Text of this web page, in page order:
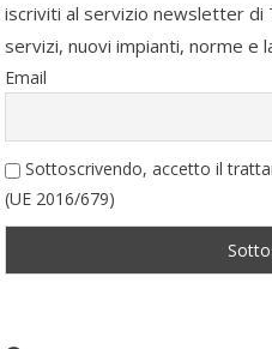
iscriviti al servizio newsletter
servizi, nuovi impianti, norme e
Email
Sottoscrivendo, accetto il
(UE 2016/679)